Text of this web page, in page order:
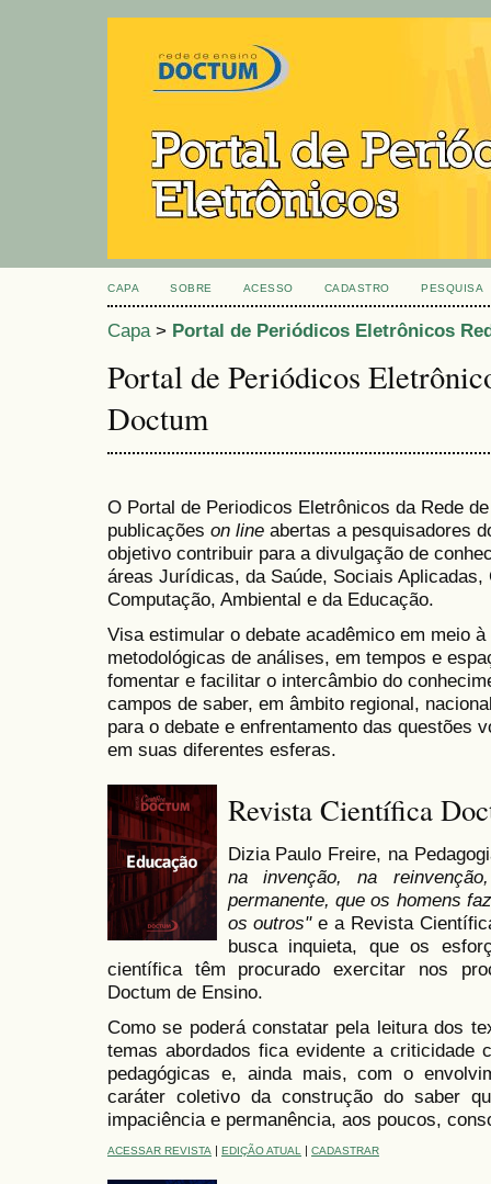
CAPA SOBRE ACESSO CADASTRO PESQUISA
Capa> Portal de Periódicos Eletrônicos
Portal de Periódicos
Doctum
O Portal de Periodicos Eletrônicos da Rede
publicações on line abertas a pesquisadores
objetivo contribuir para a divulgação de
áreas Jurídicas, da Saúde, Sociais
Computação, Ambiental e da Educação.
Visa estimular o debate acadêmico em meio
metodológicas de análises, em tempos e
fomentar e facilitar o intercâmbio do
campos de saber, em âmbito regional,
para o debate e enfrentamento das questões
em suas diferentes esferas.
Revista Científica
Dizia Paulo Freire, na
na invenção, na
permanente, que os homens
os outros"e a Revista
busca inquieta, que os
científica têm procurado exercitar nos
Doctum de Ensino.
Como se poderá constatar pela leitura dos
temas abordados fica evidente a criticidade
pedagógicas e, ainda mais, com o
caráter coletivo da construção do saber
impaciência e permanência, aos poucos,
ACESSAR REVISTA | EDIÇÃO ATUAL | CADASTRAR